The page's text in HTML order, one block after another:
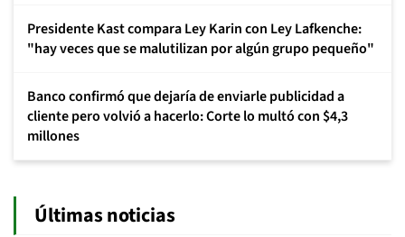
Presidente Kast compara Ley Karin con Ley Lafkenche:
"hay veces que se malutilizan por algún grupo pequeño"
Banco confirmó que dejaría de enviarle publicidad a
cliente pero volvió a hacerlo: Corte lo multó con $4,3
millones
Últimas noticias